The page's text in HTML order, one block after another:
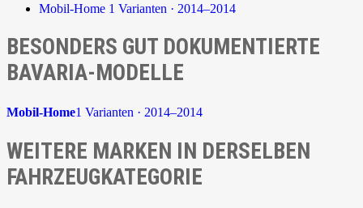
Mobil-Home 1 Varianten · 2014–2014
BESONDERS GUT DOKUMENTIERTE
BAVARIA-MODELLE
Mobil-Home1 Varianten · 2014–2014
WEITERE MARKEN IN DERSELBEN
FAHRZEUGKATEGORIE